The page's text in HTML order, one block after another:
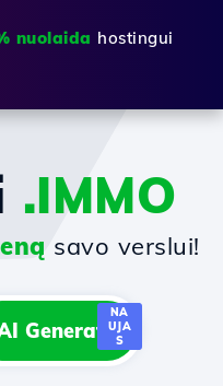
nuolaida hostingui
.IMMO
savo verslui!
Generator
NA
UJA
S